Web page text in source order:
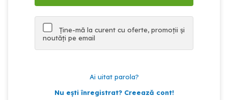
Ține-mă la curent cu oferte, promoții și
noutăți pe email
Ai uitat parola?
Nu ești înregistrat? Creează cont!